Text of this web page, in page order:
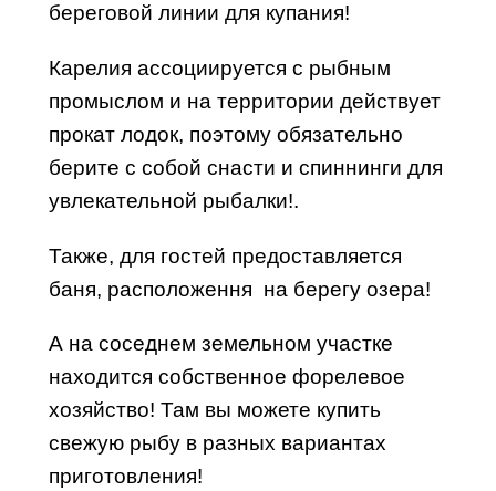
береговой линии для купания!
Карелия ассоциируется с рыбным
промыслом и на территории действует
прокат лодок, поэтому обязательно
берите с собой снасти и спиннинги для
увлекательной рыбалки!.
Также, для гостей предоставляется
баня, расположення на берегу озера!
А на соседнем земельном участке
находится собственное форелевое
хозяйство! Там вы можете купить
свежую рыбу в разных вариантах
приготовления!